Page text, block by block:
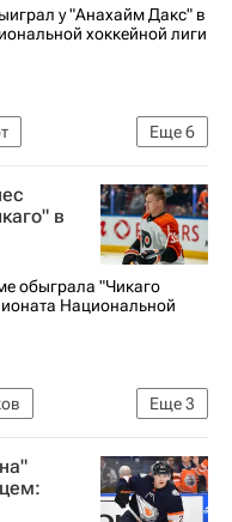
у "Анахайм Дакс" в
хоккейной лиги
Еще6
в
обыграла "Чикаго
Национальной
Еще3
Блэкхокс